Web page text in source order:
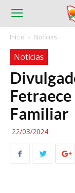
Início Notícias
Notícias
Familiar
22/03/2024